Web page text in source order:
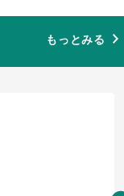
もっとみる